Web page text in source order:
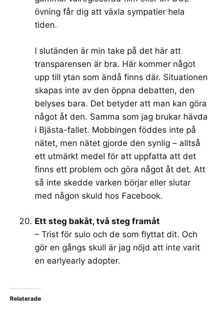
övning får dig att växla sympatier hela
tiden.
I slutänden är min take på det här att
transparensen är bra. Här kommer något
upp till ytan som ändå finns där. Situationen
skapas inte av den öppna debatten, den
belyses bara. Det betyder att man kan göra
något åt den. Samma som jag brukar hävda
i Bjästa-fallet. Mobbingen föddes inte på
nätet, men nätet gjorde den synlig – alltså
ett utmärkt medel för att uppfatta att det
finns ett problem och göra något åt det. Att
så inte skedde varken börjar eller slutar
med någon skuld hos Facebook.
Ett steg bakåt, två steg framåt
– Trist för sulo och de som flyttat dit. Och
gör en gångs skull är jag nöjd att inte varit
en earlyearly adopter.
Relaterade